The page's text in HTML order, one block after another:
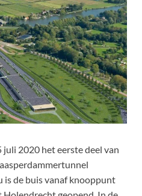
2020 het eerste deel van
is de buis vanaf knooppunt